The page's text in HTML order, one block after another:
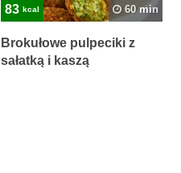
83 kcal 60 min
Brokułowe pulpeciki z
sałatką i kaszą